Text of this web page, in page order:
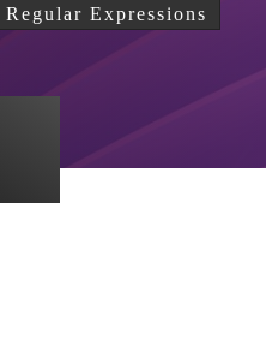
Regular Expressions